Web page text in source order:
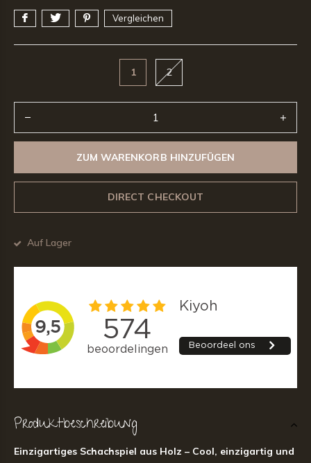
Vergleichen
1 2
ZUM WARENKORB HINZUFÜGEN
DIRECT CHECKOUT
Auf Lager
Produktbeschreibung
Einzigartiges Schachspiel aus Holz – Cool, einzigartig und